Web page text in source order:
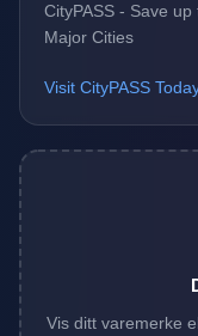
CityPASS - Save
Major Cities
Visit CityPASS
Vis ditt varemerke